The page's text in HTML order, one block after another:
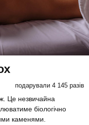
подарували 4 145 разів
Це незвичайна
біологічно
каменями.